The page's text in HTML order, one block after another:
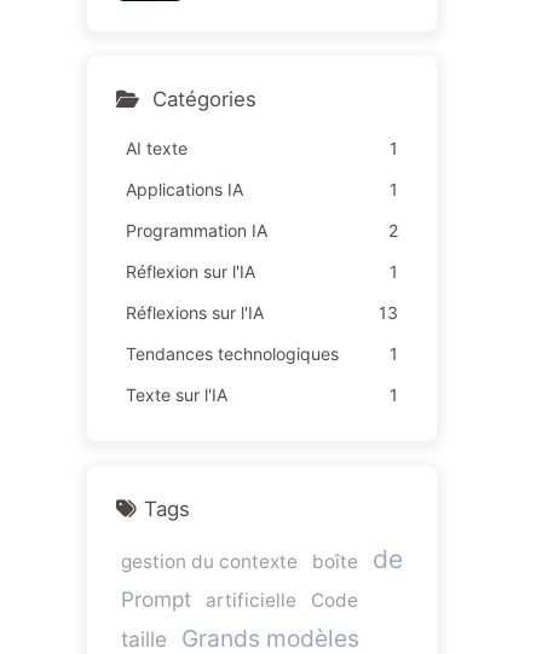
souffrances chez les empl
Catégories
AI texte
1
Applications IA
1
Programmation IA
2
Réflexion sur l'IA
1
Réflexions sur l'IA
13
Tendances technologiques
1
Texte sur l'IA
1
Tags
gestion du contexte boîte de
Prompt artificielle Code
taille Grands modèles